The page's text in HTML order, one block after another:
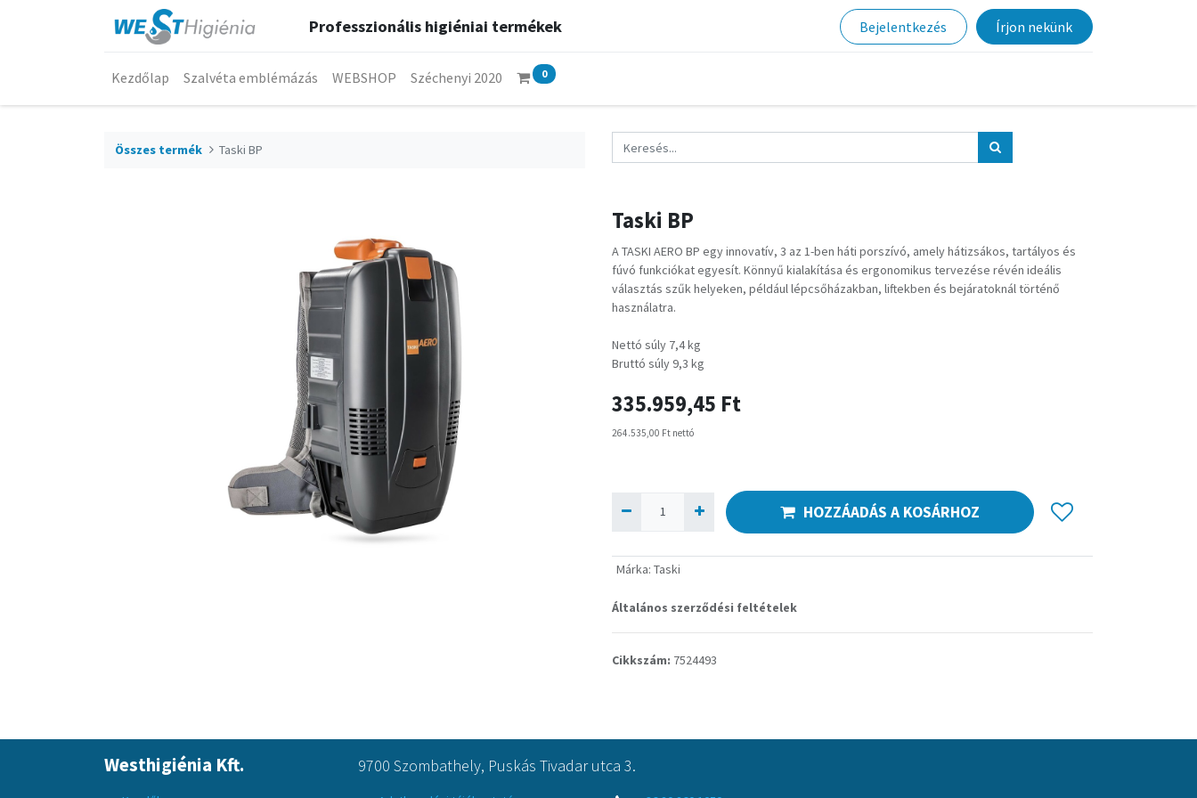
Professzionális higiéniai termékek Bejelentkezés Írjon nekünk
Kezdőlap Szalvéta emblémázás WEBSHOP Széchenyi 2020 0
Összes termék Taski BP
Taski BP
A TASKI AERO BP egy innovatív, 3 az 1-ben háti porszívó, amely hátizsákos, tartályos és
fúvó funkciókat egyesít. Könnyű kialakítása és ergonomikus tervezése révén ideális
választás szűk helyeken, például lépcsőházakban, liftekben és bejáratoknál történő
használatra.
Nettó súly 7,4 kg
Bruttó súly 9,3 kg
335.959,45 Ft
264.535,00 Ft nettó
HOZZÁADÁS A KOSÁRHOZ
Márka: Taski
Általános szerződési feltételek
Cikkszám: 7524493
Westhigiénia Kft. 9700 Szombathely, Puskás Tivadar utca 3.